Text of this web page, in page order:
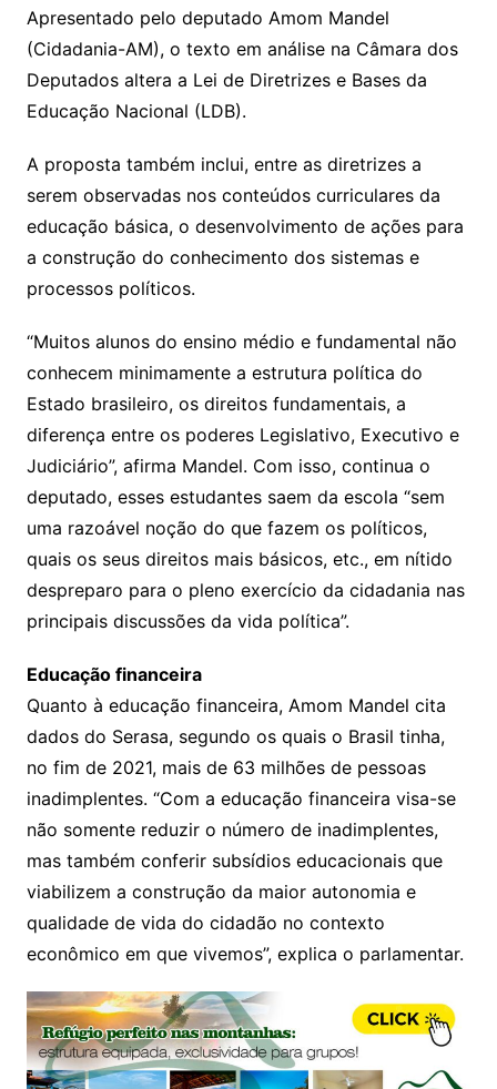
Apresentado pelo deputado Amom Mandel
(Cidadania-AM), o texto em análise na Câmara dos
Deputados altera a Lei de Diretrizes e Bases da
Educação Nacional (LDB).
A proposta também inclui, entre as diretrizes a
serem observadas nos conteúdos curriculares da
educação básica, o desenvolvimento de ações para
a construção do conhecimento dos sistemas e
processos políticos.
“Muitos alunos do ensino médio e fundamental não
conhecem minimamente a estrutura política do
Estado brasileiro, os direitos fundamentais, a
diferença entre os poderes Legislativo, Executivo e
Judiciário”, afirma Mandel. Com isso, continua o
deputado, esses estudantes saem da escola “sem
uma razoável noção do que fazem os políticos,
quais os seus direitos mais básicos, etc., em nítido
despreparo para o pleno exercício da cidadania nas
principais discussões da vida política”.
Educação financeira
Quanto à educação financeira, Amom Mandel cita
dados do Serasa, segundo os quais o Brasil tinha,
no fim de 2021, mais de 63 milhões de pessoas
inadimplentes. “Com a educação financeira visa-se
não somente reduzir o número de inadimplentes,
mas também conferir subsídios educacionais que
viabilizem a construção da maior autonomia e
qualidade de vida do cidadão no contexto
econômico em que vivemos”, explica o parlamentar.